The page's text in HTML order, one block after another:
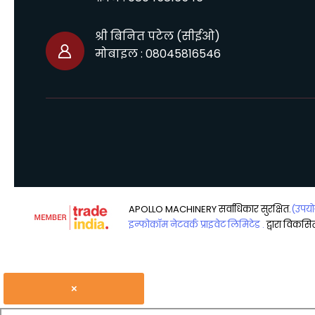
श्री बिनित पटेल (सीईओ)
मोबाइल : 08045816546
APOLLO MACHINERY सर्वाधिकार सुरक्षित.
इन्फोकॉम नेटवर्क प्राइवेट लिमिटेड .द्वारा
×